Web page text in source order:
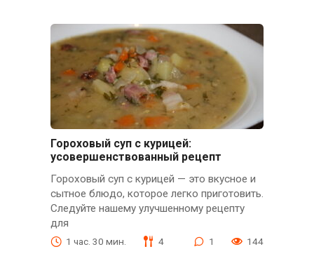
Гороховый суп с курицей:
усовершенствованный рецепт
Гороховый суп с курицей — это вкусное и
сытное блюдо, которое легко приготовить.
Следуйте нашему улучшенному рецепту
для
1 час. 30 мин. 4 1 144